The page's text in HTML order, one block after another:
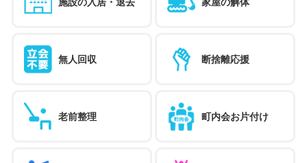
無人回収 断捨離応援
老前整理 町内会お片付け